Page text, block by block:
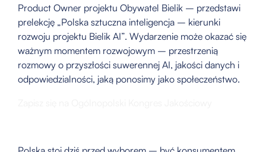
Product Owner projektu Obywatel Bielik – przedstawi
prelekcję „Polska sztuczna inteligencja – kierunki
rozwoju projektu Bielik AI”. Wydarzenie może okazać się
ważnym momentem rozwojowym – przestrzenią
rozmowy o przyszłości suwerennej AI, jakości danych i
odpowiedzialności, jaką ponosimy jako społeczeństwo.